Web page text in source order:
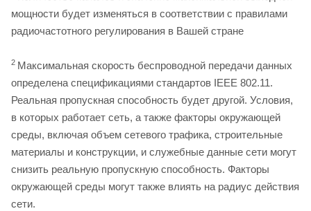
мощности будет изменяться в соответствии с правилами
радиочастотного регулирования в Вашей стране
2 Максимальная скорость беспроводной передачи данных
определена спецификациями стандартов IEEE 802.11.
Реальная пропускная способность будет другой. Условия,
в которых работает сеть, а также факторы окружающей
среды, включая объем сетевого трафика, строительные
материалы и конструкции, и служебные данные сети могут
снизить реальную пропускную способность. Факторы
окружающей среды могут также влиять на радиус действия
сети.